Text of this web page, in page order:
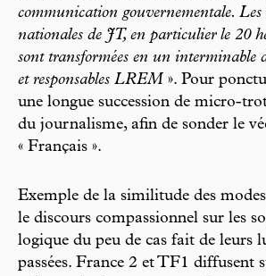
communication gouvernementale. Les
nationales de JT, en particulier le 20
sont transformées en un interminable
et responsables LREM ». Pour
une longue succession de micro-
du journalisme, afin de sonder le
« Français ».
Exemple de la similitude des
le discours compassionnel sur les
logique du peu de cas fait de leurs
passées. France 2 et TF1 diffusent